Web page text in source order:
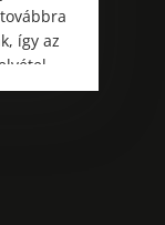
cégeknek
így az